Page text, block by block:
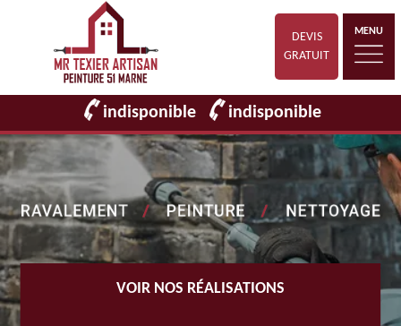
DEVIS
GRATUIT
MENU
indisponible indisponible
VOIR NOS RÉALISATIONS